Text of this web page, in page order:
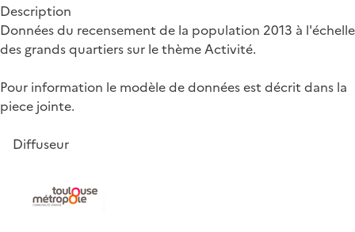
Description
Données du recensement de la population 2013 à l'échelle
des grands quartiers sur le thème Activité.
Pour information le modèle de données est décrit dans la
piece jointe.
Diffuseur